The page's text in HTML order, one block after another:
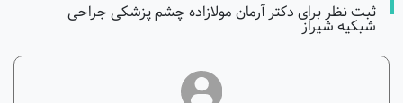
ثبت نظر برای دکتر آرمان مولازاده چشم پزشکی جراحی
شبکیه شیراز